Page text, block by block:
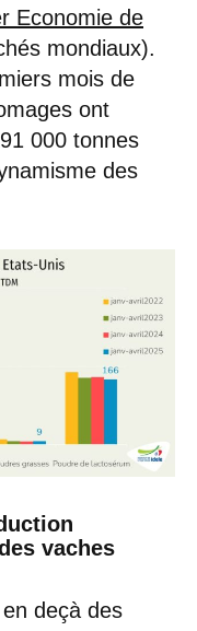
Economie de
mondiaux).
mois de
ont
000 tonnes
des
vaches
deçà des